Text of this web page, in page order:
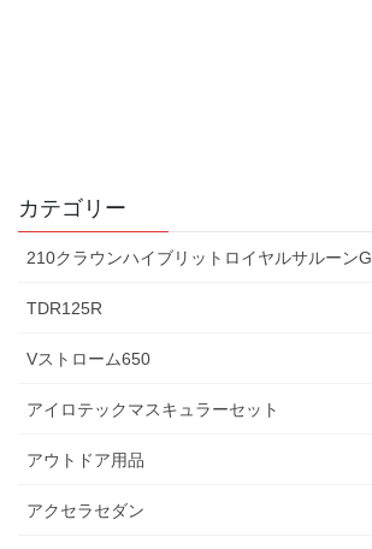
カテゴリー
210クラウンハイブリットロイヤルサルーンG
TDR125R
Vストローム650
アイロテックマスキュラーセット
アウトドア用品
アクセラセダン